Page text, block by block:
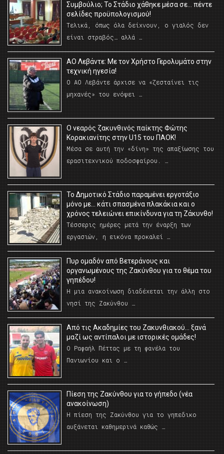
Συμβούλιο; Το Στάδιο χάθηκε μέσα σε… πέντε
σελίδες προϋπολογισμού!
Τελικά, όπως όλα δείχνουν, ο γιαλός δεν
είναι στραβός… αλλά …
ΑΟ Λεβάντε: Με τον Χρήστο Γερολυμάτο στην
τεχνική ηγεσία!
Ο ΑΟ Λεβάντε άρχισε να «ζεσταίνει τις
μηχανές» του ενόψει …
O νεαρός ζακυνθινός παίκτης Φώτης
Κορακιανίτης στην U15 του ΠΑΟΚ!
Μέσα σε αυτή την «δίνη» της απαξίωσης του
ερασιτεχνικού ποδοσφαίρου. …
Το Δημοτικό Στάδιο παραμένει εργοτάξιο
μόνο με… κάτι σπασμένα πλακάκια και ο
χρόνος τελειώνει επικίνδυνα για τη Ζάκυνθο!
Τέσσερις ημέρες μετά την έναρξη των
εργασιών, η εικόνα προκαλεί …
Πυρ ομαδόν από Βετεράνους και
οργανωμένους της Ζακύνθου για το θέμα του
γηπέδου!
Η μια ανακοίνωση διαδέχεται την άλλη στο
νησί της Ζακύνθου …
Από τις Ακαδημίες του Ζακυνθιακού… ξανά
μαζί ως αντίπαλοι με ιστορικές ομάδες!
Ο Ραφαήλ Πέττας με τη φανέλα του
Πανιωνίου και ο …
Πίεση της Ζακύνθου για το γήπεδο (νέα
ανακοίνωση)
Η πίεση της Ζακύνθου για το γηπεδικο
αυξάνεται καθημερινά καθώς …